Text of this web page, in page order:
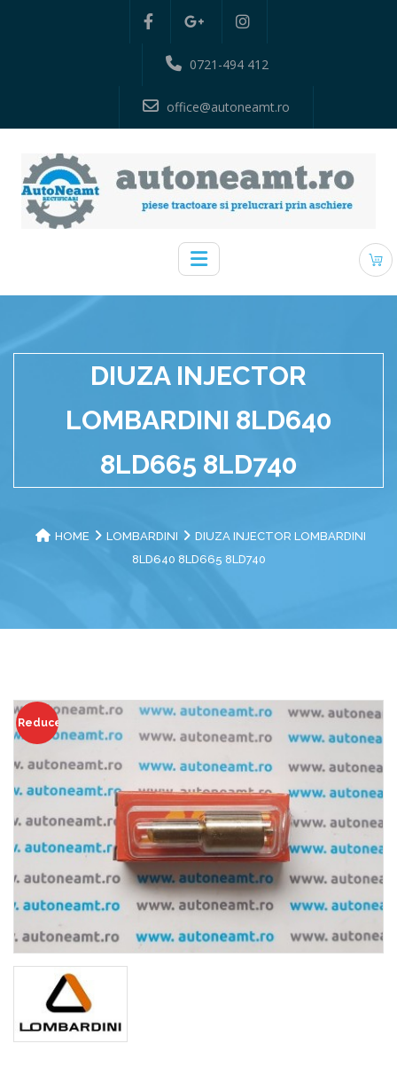
0721-494 412
office@autoneamt.ro
DIUZA INJECTOR
LOMBARDINI 8LD640
8LD665 8LD740
HOME LOMBARDINI
DIUZA INJECTOR LOMBARDINI
8LD640 8LD665 8LD740
Reduceri!